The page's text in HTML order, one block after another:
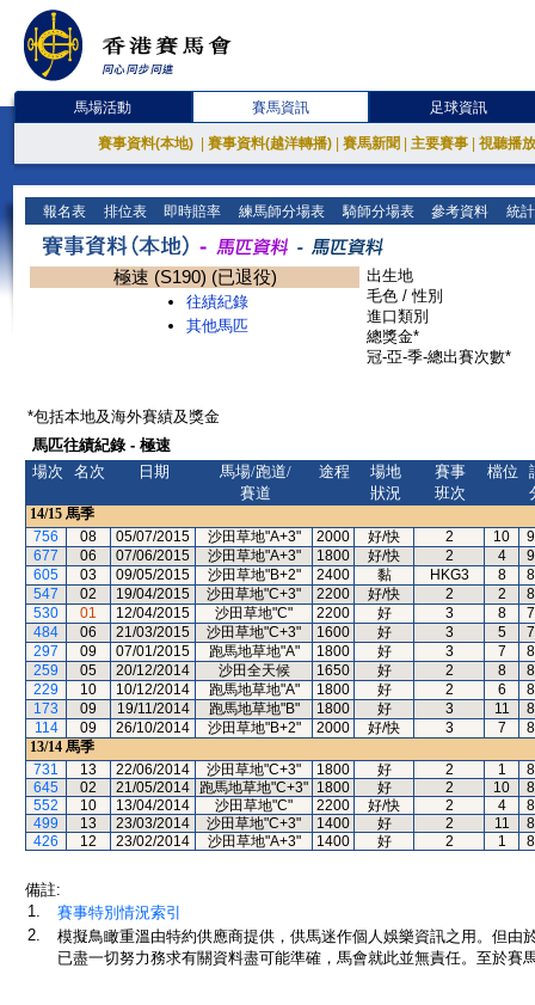
馬場活動 賽馬資訊 足球資訊
賽事資料(本地) 賽事資料(越洋轉播) 賽馬新聞 主要賽事 視聽播
報名表 排位表 即時賠率 練馬師分場表 騎師分場表 參考資料 統
極速 (S190) (已退役)
往績紀錄
其他馬匹
出生地
毛色 / 性別
進口類別
總獎金*
冠-亞-季-總出賽次數*
*包括本地及海外賽績及獎金
馬匹往績紀錄 - 極速
場次
名次 日期
馬場/跑道/
賽道
途程
場地
狀況
賽事
班次
檔位
14/15 馬季
756
08 05/07/2015 沙田草地"A+3" 2000 好/快 2 10
677
06 07/06/2015 沙田草地"A+3" 1800 好/快 2 4
605
03 09/05/2015 沙田草地"B+2" 2400 黏 HKG3 8
547
02 19/04/2015 沙田草地"C+3" 2200 好/快 2 2
530
01 12/04/2015 沙田草地"C" 2200 好 3 8
484
06 21/03/2015 沙田草地"C+3" 1600 好 3 5
297
09 07/01/2015 跑馬地草地"A" 1800 好 3 7
259
05 20/12/2014 沙田全天候 1650 好 2 8
229
10 10/12/2014 跑馬地草地"A" 1800 好 2 6
173
09 19/11/2014 跑馬地草地"B" 1800 好 3 11
114
09 26/10/2014 沙田草地"B+2" 2000 好/快 3 7
13/14 馬季
731
13 22/06/2014 沙田草地"C+3" 1800 好 2 1
645
02 21/05/2014 跑馬地草地"C+3" 1800 好 2 10
552
10 13/04/2014 沙田草地"C" 2200 好/快 2 4
499
13 23/03/2014 沙田草地"C+3" 1400 好 2 11
426
12 23/02/2014 沙田草地"A+3" 1400 好 2 1
備註:
1.
賽事特別情況索引
2.
模擬鳥瞰重溫由特約供應商提供，供馬迷作個人娛樂資訊之用。但
已盡一切努力務求有關資料盡可能準確，馬會就此並無責任。至於賽